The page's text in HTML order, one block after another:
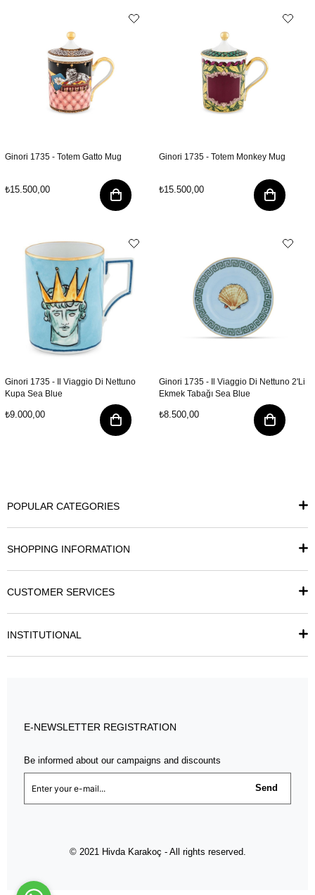
Ginori 1735 - Totem Gatto Mug
₺15.500,00
Ginori 1735 - Totem Monkey Mug
₺15.500,00
Ginori 1735 - Il Viaggio Di Nettuno
Kupa Sea Blue
₺9.000,00
Ginori 1735 - Il Viaggio Di Nettuno 2'Li
Ekmek Tabağı Sea Blue
₺8.500,00
POPULAR CATEGORIES
SHOPPING INFORMATION
CUSTOMER SERVICES
INSTITUTIONAL
E-NEWSLETTER REGISTRATION
Be informed about our campaigns and discounts
Send
© 2021 Hivda Karakoç - All rights reserved.